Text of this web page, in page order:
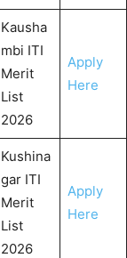
Kausha
mbi ITI
Merit
List
2026
Apply
Here
Kushina
gar ITI
Merit
List
2026
Apply
Here